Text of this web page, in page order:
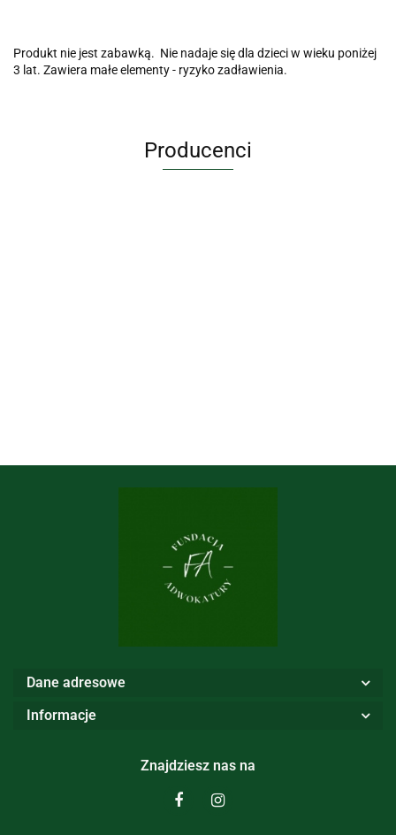
Produkt nie jest zabawką. Nie nadaje się dla dzieci w wieku poniżej
3 lat. Zawiera małe elementy - ryzyko zadławienia.
Producenci
Dane adresowe
Informacje
Znajdziesz nas na